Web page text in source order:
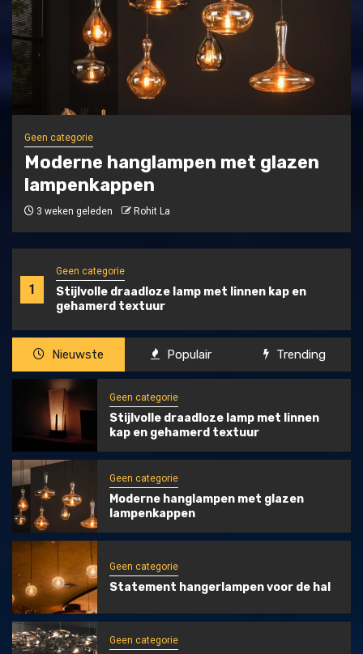
1
Geen categorie
Stijlvolle draadloze lamp met linnen kap en
gehamerd textuur
Geen categorie
Moderne hanglampen met glazen
lampenkappen
3 weken geleden Rohit La
Nieuwste Populair Trending
Geen categorie
Stijlvolle draadloze lamp met linnen
kap en gehamerd textuur
Geen categorie
Moderne hanglampen met glazen
lampenkappen
Geen categorie
Statement hangerlampen voor de hal
Geen categorie